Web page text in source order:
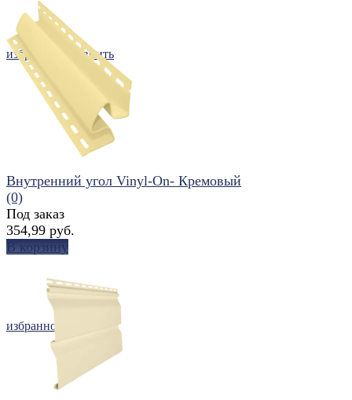
избранное сравнить
избранное
Внутренний угол Vinyl-On- Кремовый
(0)
Под заказ
354,99 руб.
В корзину